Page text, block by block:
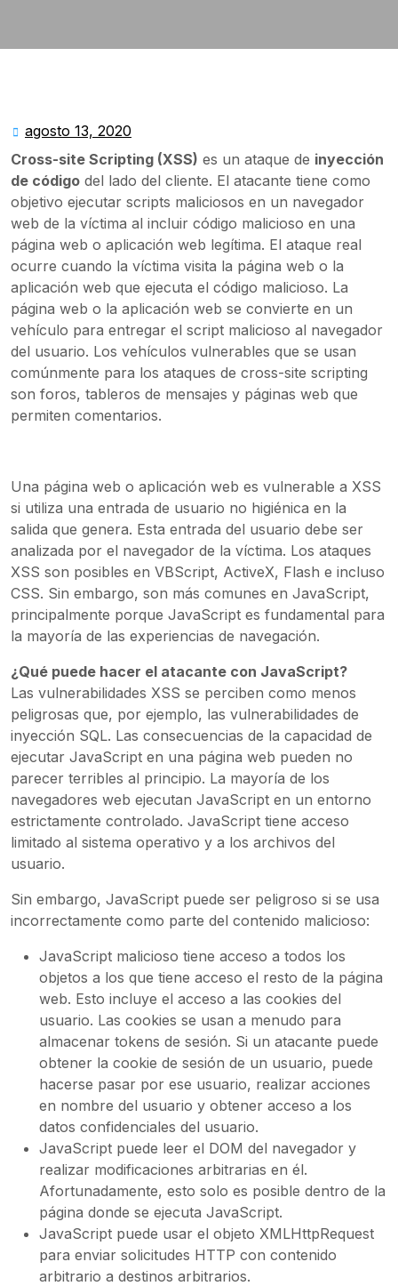
agosto 13, 2020
13,
2020
Cross-site Scripting (XSS) es un ataque de inyección
de código del lado del cliente. El atacante tiene como
objetivo ejecutar scripts maliciosos en un navegador
web de la víctima al incluir código malicioso en una
página web o aplicación web legítima. El ataque real
ocurre cuando la víctima visita la página web o la
aplicación web que ejecuta el código malicioso. La
página web o la aplicación web se convierte en un
vehículo para entregar el script malicioso al navegador
del usuario. Los vehículos vulnerables que se usan
comúnmente para los ataques de cross-site scripting
son foros, tableros de mensajes y páginas web que
permiten comentarios.
Una página web o aplicación web es vulnerable a XSS
si utiliza una entrada de usuario no higiénica en la
salida que genera. Esta entrada del usuario debe ser
analizada por el navegador de la víctima. Los ataques
XSS son posibles en VBScript, ActiveX, Flash e incluso
CSS. Sin embargo, son más comunes en JavaScript,
principalmente porque JavaScript es fundamental para
la mayoría de las experiencias de navegación.
¿Qué puede hacer el atacante con JavaScript?
Las vulnerabilidades XSS se perciben como menos
peligrosas que, por ejemplo, las vulnerabilidades de
inyección SQL. Las consecuencias de la capacidad de
ejecutar JavaScript en una página web pueden no
parecer terribles al principio. La mayoría de los
navegadores web ejecutan JavaScript en un entorno
estrictamente controlado. JavaScript tiene acceso
limitado al sistema operativo y a los archivos del
usuario.
Sin embargo, JavaScript puede ser peligroso si se usa
incorrectamente como parte del contenido malicioso:
JavaScript malicioso tiene acceso a todos los
objetos a los que tiene acceso el resto de la página
web. Esto incluye el acceso a las cookies del
usuario. Las cookies se usan a menudo para
almacenar tokens de sesión. Si un atacante puede
obtener la cookie de sesión de un usuario, puede
hacerse pasar por ese usuario, realizar acciones
en nombre del usuario y obtener acceso a los
datos confidenciales del usuario.
JavaScript puede leer el DOM del navegador y
realizar modificaciones arbitrarias en él.
Afortunadamente, esto solo es posible dentro de la
página donde se ejecuta JavaScript.
JavaScript puede usar el objeto XMLHttpRequest
para enviar solicitudes HTTP con contenido
arbitrario a destinos arbitrarios.